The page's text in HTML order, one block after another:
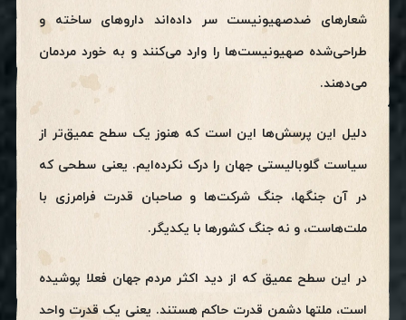
شعارهای ضدصهیونیست سر داده‌اند داروهای ساخته و
طراحی‌شده صهیونیست‌ها را وارد می‌کنند و به خورد مردمان
می‌دهند.
دلیل این پرسش‌ها این است که هنوز یک سطح عمیق‌تر از
سیاست گلوبالیستی جهان را درک نکرده‌ایم. یعنی سطحی که
در آن جنگها، جنگ شرکت‌ها و صاحبان قدرت فرامرزی با
ملت‌هاست، و نه جنگ کشورها با یکدیگر‌.
در این سطح عمیق که از دید اکثر مردم جهان فعلا پوشیده
است، ملتها دشمن قدرت حاکم هستند. یعنی یک قدرت واحد